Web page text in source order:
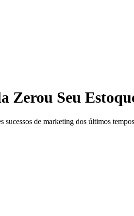
Zerou Seu
de marketing dos últimos